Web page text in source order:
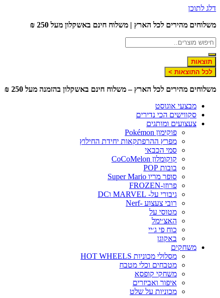
לתוכן
מהירים לכל הארץ | משלוח חינם באשקלון מעל 250 ₪
תוצאות
לכל התוצאות >
מהירים לכל הארץ – משלוח חינם באשקלון בהזמנה מעל 250 ₪
מבצעי אוגוסט
סקווישים הכי נדירים
צעצועים ומותגים
פוקימון Pokémon
מפרץ ההרפתקאות יחידת החילוץ
סמי הכבאי
קוקומלון CoCoMelon
בובות POP
סופר מריו Super Mario
פרוזן-FROZEN
גיבורי על- MARVEL וDC
רובי צעצוע -Nerf
מטוסי על
האצ׳ימל
כוח פי ג׳יי
באקוגן
משחקים
מסלולי מכוניות HOT WHEELS
מטבחים וכלי מטבח
משחקי קופסא
איפור ואביזרים
מכוניות על שלט